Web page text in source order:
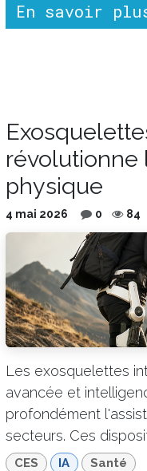
En savoir
révolutionne
physique
4 mai 2026 0 84
Les exosquelettes
avancée et
profondément
secteurs. Ces
CES IA Santé